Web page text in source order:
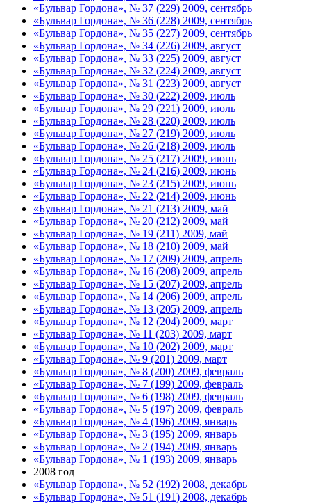
«Бульвар Гордона», № 37 (229) 2009, сентябрь
«Бульвар Гордона», № 36 (228) 2009, сентябрь
«Бульвар Гордона», № 35 (227) 2009, сентябрь
«Бульвар Гордона», № 34 (226) 2009, август
«Бульвар Гордона», № 33 (225) 2009, август
«Бульвар Гордона», № 32 (224) 2009, август
«Бульвар Гордона», № 31 (223) 2009, август
«Бульвар Гордона», № 30 (222) 2009, июль
«Бульвар Гордона», № 29 (221) 2009, июль
«Бульвар Гордона», № 28 (220) 2009, июль
«Бульвар Гордона», № 27 (219) 2009, июль
«Бульвар Гордона», № 26 (218) 2009, июль
«Бульвар Гордона», № 25 (217) 2009, июнь
«Бульвар Гордона», № 24 (216) 2009, июнь
«Бульвар Гордона», № 23 (215) 2009, июнь
«Бульвар Гордона», № 22 (214) 2009, июнь
«Бульвар Гордона», № 21 (213) 2009, май
«Бульвар Гордона», № 20 (212) 2009, май
«Бульвар Гордона», № 19 (211) 2009, май
«Бульвар Гордона», № 18 (210) 2009, май
«Бульвар Гордона», № 17 (209) 2009, апрель
«Бульвар Гордона», № 16 (208) 2009, апрель
«Бульвар Гордона», № 15 (207) 2009, апрель
«Бульвар Гордона», № 14 (206) 2009, апрель
«Бульвар Гордона», № 13 (205) 2009, апрель
«Бульвар Гордона», № 12 (204) 2009, март
«Бульвар Гордона», № 11 (203) 2009, март
«Бульвар Гордона», № 10 (202) 2009, март
«Бульвар Гордона», № 9 (201) 2009, март
«Бульвар Гордона», № 8 (200) 2009, февраль
«Бульвар Гордона», № 7 (199) 2009, февраль
«Бульвар Гордона», № 6 (198) 2009, февраль
«Бульвар Гордона», № 5 (197) 2009, февраль
«Бульвар Гордона», № 4 (196) 2009, январь
«Бульвар Гордона», № 3 (195) 2009, январь
«Бульвар Гордона», № 2 (194) 2009, январь
«Бульвар Гордона», № 1 (193) 2009, январь
2008 год
«Бульвар Гордона», № 52 (192) 2008, декабрь
«Бульвар Гордона», № 51 (191) 2008, декабрь